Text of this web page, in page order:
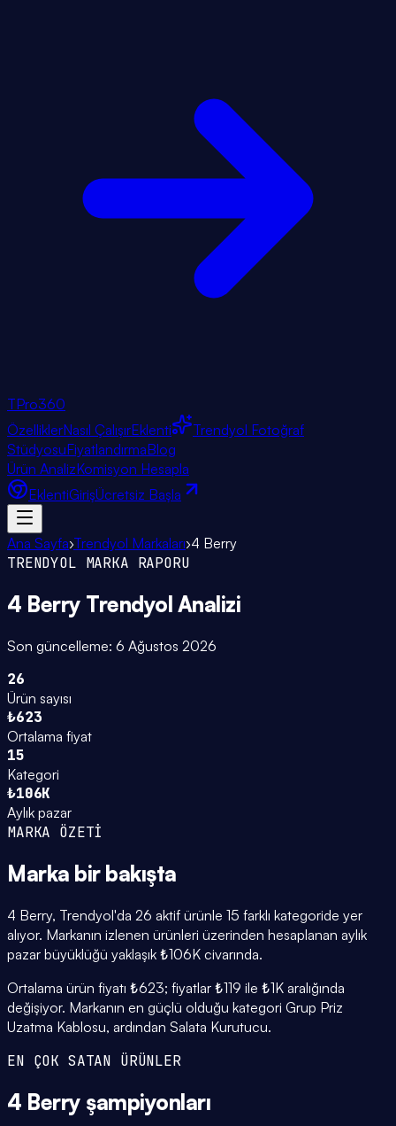
TPro360
ÖzelliklerNasıl ÇalışırEklenti
Trendyol Fotoğraf
StüdyosuFiyatlandırmaBlog
Ürün AnalizKomisyon Hesapla
EklentiGirişÜcretsiz Başla
Ana Sayfa›Trendyol Markaları›4 Berry
TRENDYOL MARKA RAPORU
4 Berry Trendyol Analizi
Son güncelleme: 6 Ağustos 2026
26
Ürün sayısı
₺623
Ortalama fiyat
15
Kategori
₺106K
Aylık pazar
MARKA ÖZETİ
Marka bir bakışta
4 Berry, Trendyol'da 26 aktif ürünle 15 farklı kategoride yer
alıyor. Markanın izlenen ürünleri üzerinden hesaplanan aylık
pazar büyüklüğü yaklaşık ₺106K civarında.
Ortalama ürün fiyatı ₺623; fiyatlar ₺119 ile ₺1K aralığında
değişiyor. Markanın en güçlü olduğu kategori Grup Priz
Uzatma Kablosu, ardından Salata Kurutucu.
EN ÇOK SATAN ÜRÜNLER
4 Berry şampiyonları